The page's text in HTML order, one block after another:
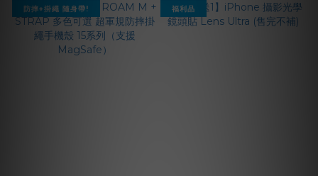
防摔+掛繩 隨身帶! 福利品